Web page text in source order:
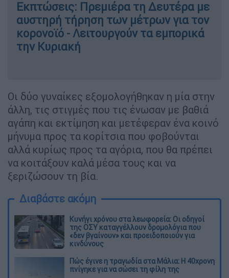
Εκπτώσεις: Πρεμιέρα τη Δευτέρα με
αυστηρή τήρηση των μέτρων για τον
κορονοϊό - Λειτουργούν τα εμπορικά
την Κυριακή
Οι δύο γυναίκες εξομολογήθηκαν η μία στην
άλλη, τις στιγμές που τις ένωσαν με βαθιά
αγάπη και εκτίμηση και μετέφεραν ένα κοινό
μήνυμα προς τα κορίτσια που φοβούνται
αλλά κυρίως προς τα αγόρια, που θα πρέπει
να κοιτάξουν καλά μέσα τους και να
ξεριζώσουν τη βία.
Διαβάστε ακόμη
Κυνήγι χρόνου στα λεωφορεία: Οι οδηγοί
της ΟΣΥ καταγγέλλουν δρομολόγια που
«δεν βγαίνουν» και προειδοποιούν για
κινδύνους
Πώς έγινε η τραγωδία στα Μάλια: Η 40χρονη
πνίγηκε για να σώσει τη φίλη της